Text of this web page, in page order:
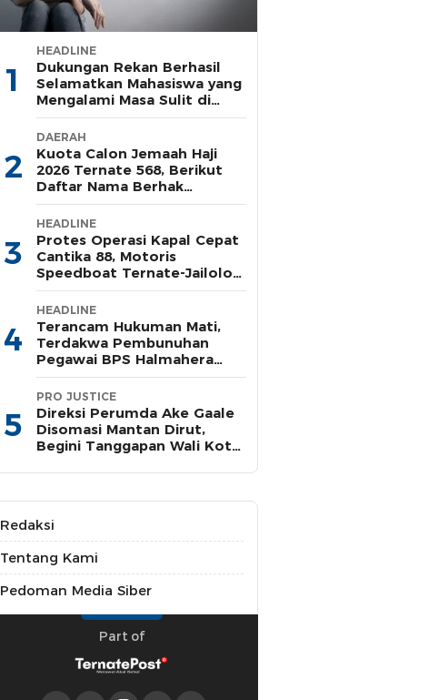
1
HEADLINE
Dukungan Rekan Berhasil
Selamatkan Mahasiswa yang
Mengalami Masa Sulit di
Rusunawa Unkhair
2
DAERAH
Kuota Calon Jemaah Haji
2026 Ternate 568, Berikut
Daftar Nama Berhak
Pelunasan Tahap Satu
3
HEADLINE
Protes Operasi Kapal Cepat
Cantika 88, Motoris
Speedboat Ternate-Jailolo
Siap Aksi di Tengah Laut
4
HEADLINE
Terancam Hukuman Mati,
Terdakwa Pembunuhan
Pegawai BPS Halmahera
Timur Terima Dakwaan JPU
5
PRO JUSTICE
Direksi Perumda Ake Gaale
Disomasi Mantan Dirut,
Begini Tanggapan Wali Kota
Redaksi
Tentang Kami
Pedoman Media Siber
Part of